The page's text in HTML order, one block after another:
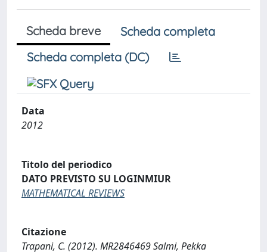
Scheda breve
Scheda completa
Scheda completa (DC)
Data
2012
Titolo del periodico
DATO PREVISTO SU LOGINMIUR
MATHEMATICAL REVIEWS
Citazione
Trapani, C. (2012). MR2846469 Salmi, Pekka